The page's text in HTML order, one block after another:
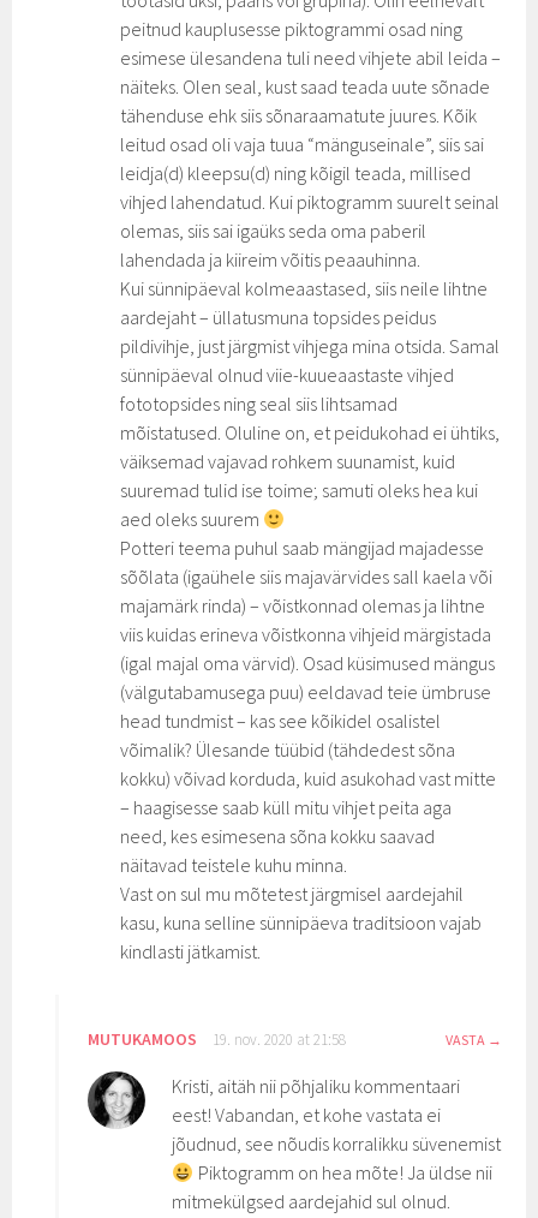
peitnud kauplusesse piktogrammi osad ning
esimese ülesandena tuli need vihjete abil leida –
näiteks. Olen seal, kust saad teada uute sõnade
tähenduse ehk siis sõnaraamatute juures. Kõik
leitud osad oli vaja tuua “mänguseinale”, siis sai
leidja(d) kleepsu(d) ning kõigil teada, millised
vihjed lahendatud. Kui piktogramm suurelt seinal
olemas, siis sai igaüks seda oma paberil
lahendada ja kiireim võitis peaauhinna.
Kui sünnipäeval kolmeaastased, siis neile lihtne
aardejaht – üllatusmuna topsides peidus
pildivihje, just järgmist vihjega mina otsida. Samal
sünnipäeval olnud viie-kuueaastaste vihjed
fototopsides ning seal siis lihtsamad
mõistatused. Oluline on, et peidukohad ei ühtiks,
väiksemad vajavad rohkem suunamist, kuid
suuremad tulid ise toime; samuti oleks hea kui
aed oleks suurem
Potteri teema puhul saab mängijad majadesse
sõõlata (igaühele siis majavärvides sall kaela või
majamärk rinda) – võistkonnad olemas ja lihtne
viis kuidas erineva võistkonna vihjeid märgistada
(igal majal oma värvid). Osad küsimused mängus
(välgutabamusega puu) eeldavad teie ümbruse
head tundmist – kas see kõikidel osalistel
võimalik? Ülesande tüübid (tähdedest sõna
kokku) võivad korduda, kuid asukohad vast mitte
– haagisesse saab küll mitu vihjet peita aga
need, kes esimesena sõna kokku saavad
näitavad teistele kuhu minna.
Vast on sul mu mõtetest järgmisel aardejahil
kasu, kuna selline sünnipäeva traditsioon vajab
kindlasti jätkamist.
MUTUKAMOOS 19. nov. 2020 at 21:58 VASTA
Kristi, aitäh nii põhjaliku kommentaari
eest! Vabandan, et kohe vastata ei
jõudnud, see nõudis korralikku süvenemist
Piktogramm on hea mõte! Ja üldse nii
mitmekülgsed aardejahid sul olnud.